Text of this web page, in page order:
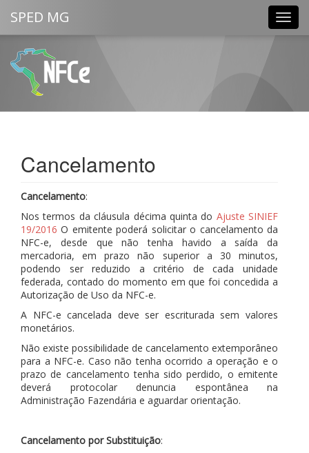
SPED MG
Eletrônica
Cancelamento
Cancelamento:
Nos termos da cláusula décima quinta do Ajuste SINIEF
19/2016 O emitente poderá solicitar o cancelamento da
NFC-e, desde que não tenha havido a saída da
mercadoria, em prazo não superior a 30 minutos,
podendo ser reduzido a critério de cada unidade
federada, contado do momento em que foi concedida a
Autorização de Uso da NFC-e.
A NFC-e cancelada deve ser escriturada sem valores
monetários.
Não existe possibilidade de cancelamento extemporâneo
para a NFC-e. Caso não tenha ocorrido a operação e o
prazo de cancelamento tenha sido perdido, o emitente
deverá protocolar denuncia espontânea na
Administração Fazendária e aguardar orientação.
Cancelamento por Substituição: